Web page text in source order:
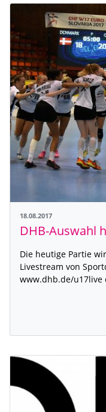
18.08.2017
Die heutige Partie
Livestream von
www.dhb.de/